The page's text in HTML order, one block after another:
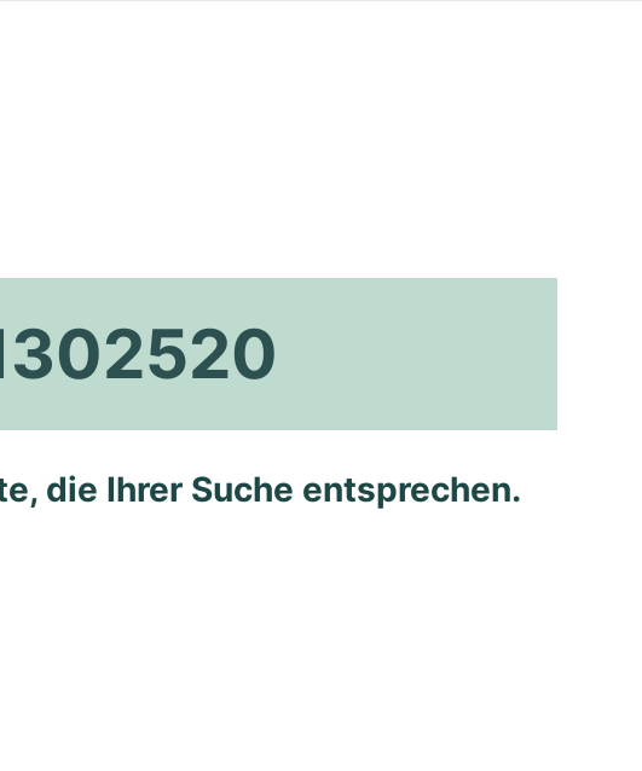
die Ihrer Suche entsprechen.